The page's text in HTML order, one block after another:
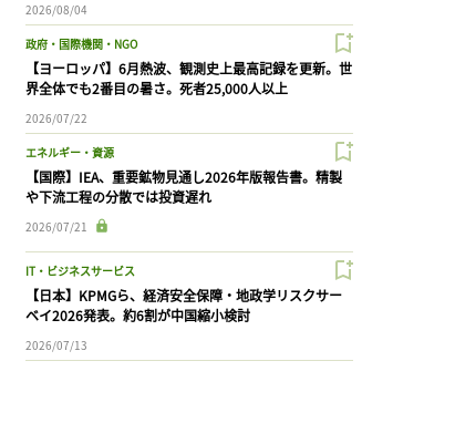
2026/08/04
政府・国際機関・NGO
【ヨーロッパ】6月熱波、観測史上最高記録を更新。世
界全体でも2番目の暑さ。死者25,000人以上
2026/07/22
エネルギー・資源
【国際】IEA、重要鉱物見通し2026年版報告書。精製
や下流工程の分散では投資遅れ
2026/07/21
IT・ビジネスサービス
【日本】KPMGら、経済安全保障・地政学リスクサー
ベイ2026発表。約6割が中国縮小検討
2026/07/13